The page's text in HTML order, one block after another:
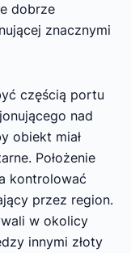
dobrze
znacznymi
częścią portu
nad
obiekt miał
Położenie
kontrolować
przez region.
w okolicy
innymi złoty